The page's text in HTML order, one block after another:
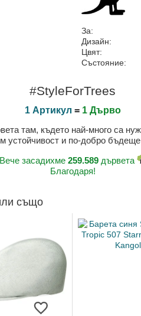
За:
Дизайн:
Цвят:
Състояние:
#StyleForTrees
1 Артикул = 1 Дърво
там, където най-много са
устойчивост и по-добро бъдеще
Вече засадихме 259.589 дървета
Благодаря!
също